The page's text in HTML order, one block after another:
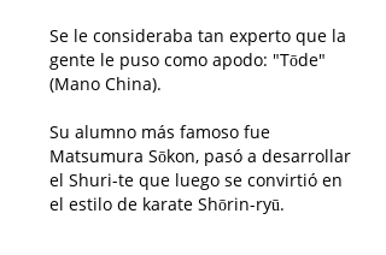
Se le consideraba tan experto que la
gente le puso como apodo: "Tōde"
(Mano China).
Su alumno más famoso fue
Matsumura Sōkon, pasó a desarrollar
el Shuri-te que luego se convirtió en
el estilo de karate Shōrin-ryū.